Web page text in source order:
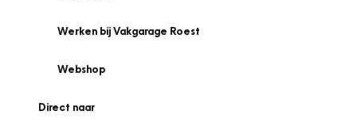
Werken bij Vakgarage Roest
Webshop
Direct naar